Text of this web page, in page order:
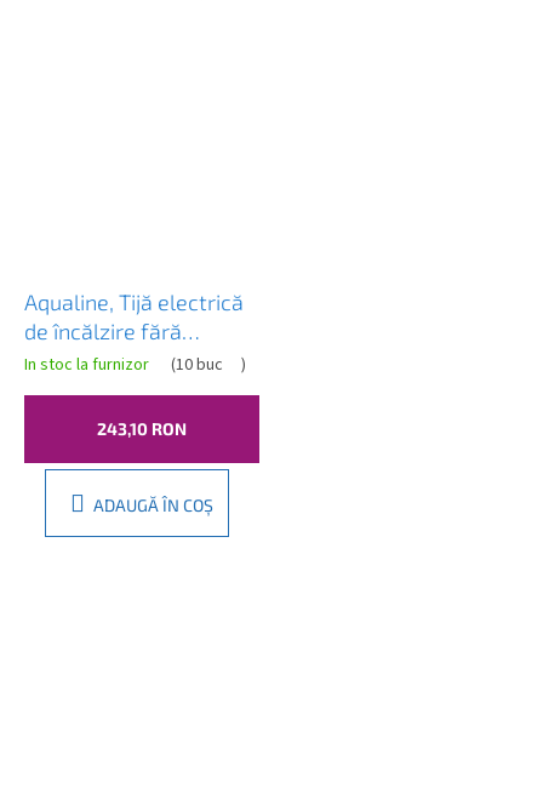
Aqualine, Tijă electrică
de încălzire fără
termostat, cablu
răsucit, 500 W,
LT90501K
In stoc la furnizor (10 buc )
243,10 RON
ADAUGĂ ÎN COŞ